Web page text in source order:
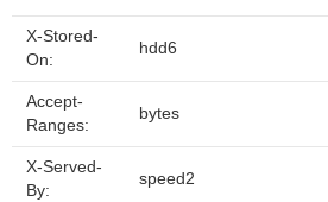
X-Stored-
On:
hdd6
Accept-
Ranges:
bytes
X-Served-
By:
speed2